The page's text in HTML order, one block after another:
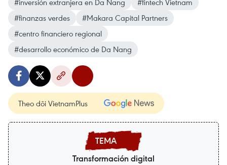
#inversión extranjera en Da Nang
#fintech Vietnam
#finanzas verdes
#Makara Capital Partners
#centro financiero regional
#desarrollo económico de Da Nang
Theo dõi VietnamPlus
Transformación digital